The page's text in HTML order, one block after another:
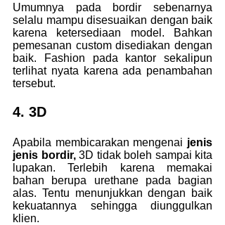
Umumnya pada bordir sebenarnya
selalu mampu disesuaikan dengan baik
karena ketersediaan model. Bahkan
pemesanan custom disediakan dengan
baik. Fashion pada kantor sekalipun
terlihat nyata karena ada penambahan
tersebut.
4. 3D
Apabila membicarakan mengenai jenis
jenis bordir, 3D tidak boleh sampai kita
lupakan. Terlebih karena memakai
bahan berupa urethane pada bagian
alas. Tentu menunjukkan dengan baik
kekuatannya sehingga diunggulkan
klien.